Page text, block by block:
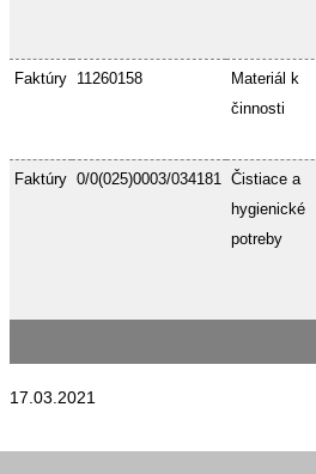
Faktúry 11260158
Materiál k
činnosti
Faktúry 0/0(025)0003/034181 Čistiace a
hygienické
potreby
17.03.2021